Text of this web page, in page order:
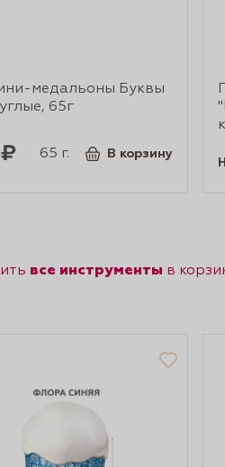
медальоны Буквы
65г
65 г. В корзину
все инструменты в